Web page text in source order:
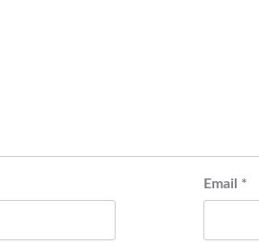
Email *